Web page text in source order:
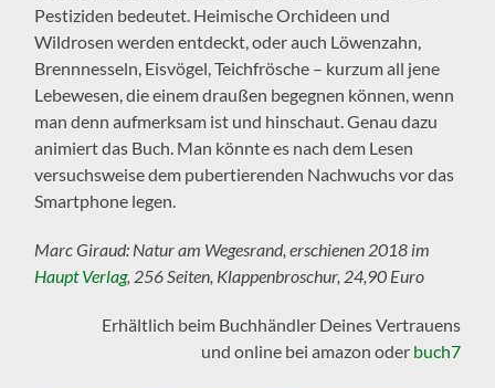
Pestiziden bedeutet. Heimische Orchideen und
Wildrosen werden entdeckt, oder auch Löwenzahn,
Brennnesseln, Eisvögel, Teichfrösche – kurzum all jene
Lebewesen, die einem draußen begegnen können, wenn
man denn aufmerksam ist und hinschaut. Genau dazu
animiert das Buch. Man könnte es nach dem Lesen
versuchsweise dem pubertierenden Nachwuchs vor das
Smartphone legen.
Marc Giraud: Natur am Wegesrand, erschienen 2018 im
Haupt Verlag, 256 Seiten, Klappenbroschur, 24,90 Euro
Erhältlich beim Buchhändler Deines Vertrauens
und online bei amazon oder buch7